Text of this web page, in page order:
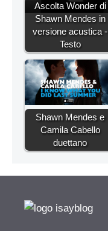
Ascolta Wonder di
Shawn Mendes in
versione acustica -
Testo
Shawn Mendes e
Camila Cabello
duettano